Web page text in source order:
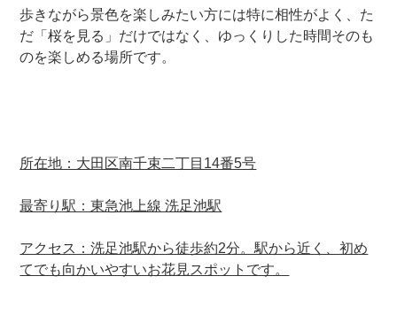
歩きながら景色を楽しみたい方には特に相性がよく、た
だ「桜を見る」だけではなく、ゆっくりした時間そのも
のを楽しめる場所です。
所在地：大田区南千束二丁目14番5号
最寄り駅：東急池上線 洗足池駅
アクセス：洗足池駅から徒歩約2分。駅から近く、初め
てでも向かいやすいお花見スポットです。